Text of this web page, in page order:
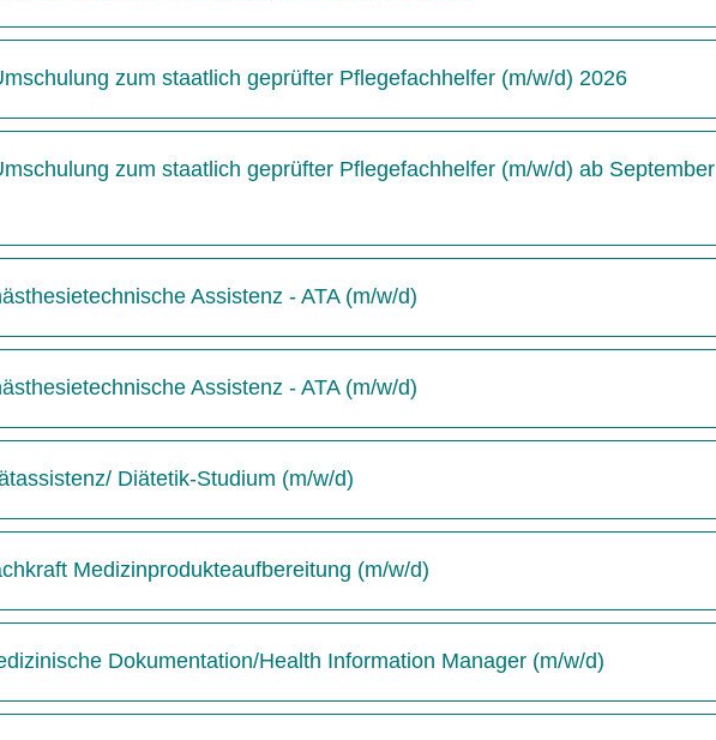
zum staatlich geprüfter Pflegefachhelfer (m/w/d) 2026
zum staatlich geprüfter Pflegefachhelfer (m/w/d) ab September
Assistenz - ATA (m/w/d)
Assistenz - ATA (m/w/d)
Diätetik-Studium (m/w/d)
Medizinprodukteaufbereitung (m/w/d)
Dokumentation/Health Information Manager (m/w/d)